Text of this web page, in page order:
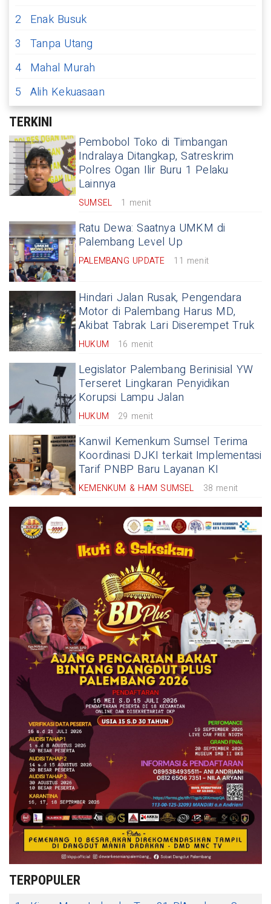
2
Enak Busuk
3
Tanpa Utang
4 Mahal Murah
5 Alih Kekuasaan
TERKINI
Pembobol Toko di Timbangan
Indralaya Ditangkap, Satreskrim
Polres Ogan Ilir Buru 1 Pelaku
Lainnya
SUMSEL 1 menit
Ratu Dewa: Saatnya UMKM di
Palembang Level Up
PALEMBANG UPDATE 11 menit
Hindari Jalan Rusak, Pengendara
Motor di Palembang Harus MD,
Akibat Tabrak Lari Diserempet Truk
HUKUM 16 menit
Legislator Palembang Berinisial YW
Terseret Lingkaran Penyidikan
Korupsi Lampu Jalan
HUKUM 29 menit
Kanwil Kemenkum Sumsel Terima
Koordinasi DJKI terkait Implementasi
Tarif PNBP Baru Layanan KI
KEMENKUM & HAM SUMSEL 38 menit
TERPOPULER